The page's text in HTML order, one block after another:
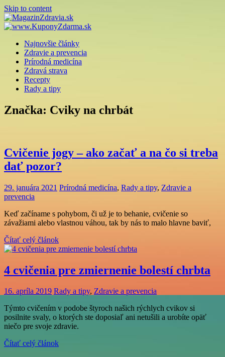
Skip to content
Najnovšie články
Zdravie a prevencia
Prírodná medicína
Zdravá strava
Recepty
Rady a tipy
Značka: Cviky na chrbát
Cvičenie jogy – ako začať a na čo si treba
dať pozor?
29. januára 2021 Prírodná medicína, Rady a tipy, Zdravie a
prevencia
Keď začíname s pohybom, či už je to behanie, cvičenie so
závažiami alebo vlastnou váhou, tak by nás to malo hlavne baviť,
Čítať celý článok
4 cvičenia pre zmiernenie bolestí chrbta
16. apríla 2019 Rady a tipy, Zdravie a prevencia
Týmto cvičením v podobe štyroch našich rýchlych cvikov si
posilnite svaly, o ktorých ste doposiaľ ani netušili a urobíte opäť
niečo pre svoje zdravie.
Čítať celý článok